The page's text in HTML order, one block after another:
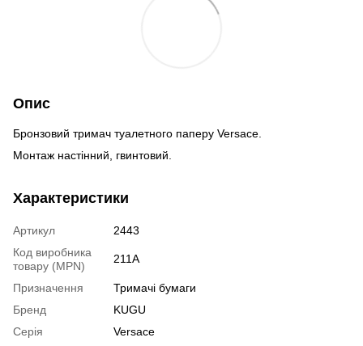
Опис
Бронзовий тримач туалетного паперу Versace.
Монтаж настінний, гвинтовий.
Характеристики
Артикул
2443
Код виробника
товару (MPN)
211A
Призначення
Тримачі бумаги
Бренд
KUGU
Серія
Versace